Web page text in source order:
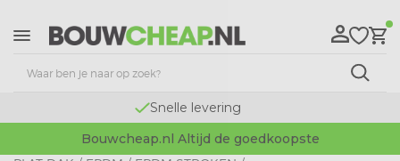
Snelle levering
Bouwcheap.nl Altijd de goedkoopste